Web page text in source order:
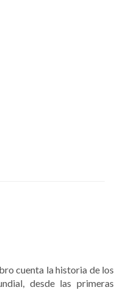
cuenta la historia de los
desde las primeras